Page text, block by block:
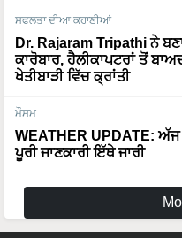
ਸਫਲਤਾ ਦੀਆ ਕਹਾਣੀਆਂ
Dr. Rajaram Tripathi ਨੇ
ਕਾਰੋਬਾਰ, ਹੈਲੀਕਾਪਟਰਾਂ ਤੋਂ
ਖੇਤੀਬਾੜੀ ਵਿੱਚ ਕ੍ਰਾਂਤੀ
ਮੌਸਮ
WEATHER UPDATE: ਅੱਜ
ਪੂਰੀ ਜਾਣਕਾਰੀ ਇੱਥੇ ਜਾਰੀ